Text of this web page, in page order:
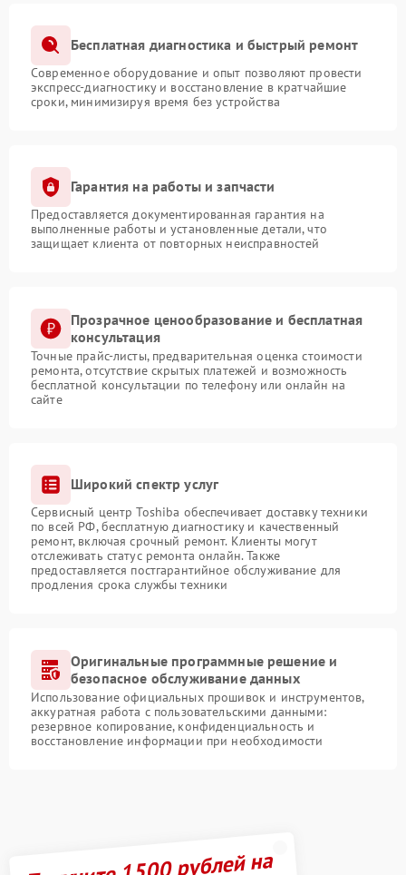
Бесплатная диагностика и быстрый ремонт
Современное оборудование и опыт позволяют провести
экспресс-диагностику и восстановление в кратчайшие
сроки, минимизируя время без устройства
Гарантия на работы и запчасти
Предоставляется документированная гарантия на
выполненные работы и установленные детали, что
защищает клиента от повторных неисправностей
Прозрачное ценообразование и бесплатная
консультация
Точные прайс-листы, предварительная оценка стоимости
ремонта, отсутствие скрытых платежей и возможность
бесплатной консультации по телефону или онлайн на
сайте
Широкий спектр услуг
Сервисный центр Toshiba обеспечивает доставку техники
по всей РФ, бесплатную диагностику и качественный
ремонт, включая срочный ремонт. Клиенты могут
отслеживать статус ремонта онлайн. Также
предоставляется постгарантийное обслуживание для
продления срока службы техники
Оригинальные программные решение и
безопасное обслуживание данных
Использование официальных прошивок и инструментов,
аккуратная работа с пользовательскими данными:
резервное копирование, конфиденциальность и
восстановление информации при необходимости